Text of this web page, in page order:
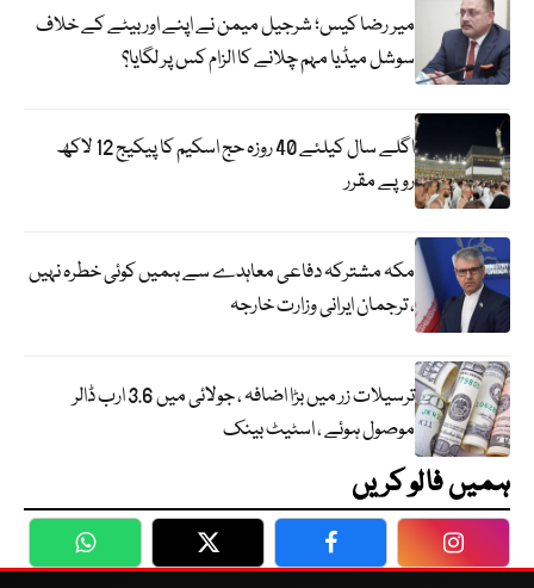
میر رضا کیس؛ شرجیل میمن نے اپنے اور بیٹے کے خلاف
سوشل میڈیا مہم چلانے کا الزام کس پر لگایا؟
اگلے سال کیلئے 40 روزہ حج اسکیم کا پیکیج 12 لاکھ
روپے مقرر
مکہ مشترکہ دفاعی معاہدے سے ہمیں کوئی خطرہ نہیں
، ترجمان ایرانی وزارت خارجہ
ترسیلات زر میں بڑا اضافہ ، جولائی میں 3.6 ارب ڈالر
موصول ہوئے ، اسٹیٹ بینک
ہمیں فالو کریں
WhatsApp Twitter Facebook